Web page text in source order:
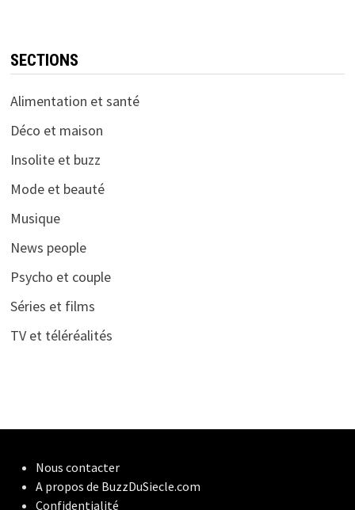
SECTIONS
Alimentation et santé
Déco et maison
Insolite et buzz
Mode et beauté
Musique
News people
Psycho et couple
Séries et films
TV et téléréalités
Nous contacter
A propos de BuzzDuSiecle.com
Confidentialité